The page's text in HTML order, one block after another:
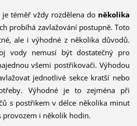
je téměř vždy rozdělena do několika
probíhá zavlažování postupně. Toto
ale i výhodné z několika důvodů.
vody nemusí být dostatečný pro
všemi postřikovači. Výhodou
jednotlivé sekce kratší nebo
Výhodné je to zejména při
s postřikem v délce několika minut
provozem i několik hodin.